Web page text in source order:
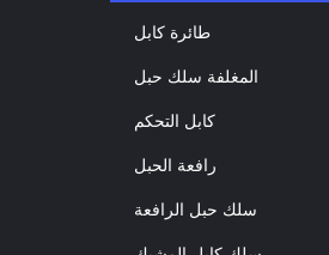
طائرة كابل
المغلفة سلك حبل
كابل التحكم
رافعة الحبل
سلك حبل الرافعة